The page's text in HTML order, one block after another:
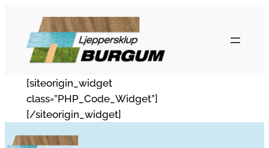
inhoud
[siteorigin_widget
class=”PHP_Code_Widget”]
[/siteorigin_widget]